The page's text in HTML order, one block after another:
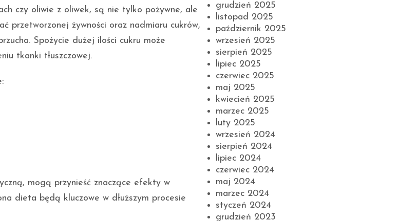
czy oliwie z oliwek, są nie tylko pożywne, ale
przetworzonej żywności oraz nadmiaru cukrów,
Spożycie dużej ilości cukru może
tkanki tłuszczowej.
mogą przynieść znaczące efekty w
dieta będą kluczowe w dłuższym procesie
grudzień 2025
listopad 2025
październik 2025
wrzesień 2025
sierpień 2025
lipiec 2025
czerwiec 2025
maj 2025
kwiecień 2025
marzec 2025
luty 2025
wrzesień 2024
sierpień 2024
lipiec 2024
czerwiec 2024
maj 2024
marzec 2024
styczeń 2024
grudzień 2023